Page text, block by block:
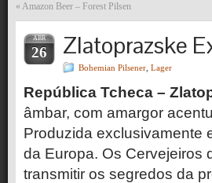
« Amazon Beer – Forest Pilsen
ABR
26 Zlatoprazske
Bohemian Pilsener Lager
República Tcheca –
âmbar, com amargor
Produzida exclusivamente
da Europa. Os Cervejeiros
transmitir os segredos da